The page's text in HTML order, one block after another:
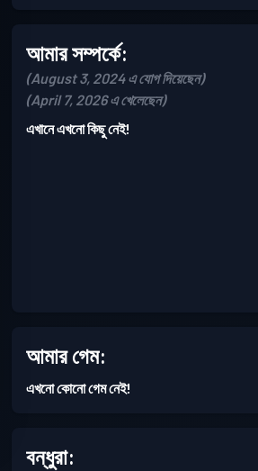
আমার সম্পর্কে:
(August 3, 2024 এ যোগ দিয়েছেন)
(April 7, 2026 এ খেলেছেন)
এখানে এখনো কিছু নেই!
আমার গেম:
এখনো কোনো গেম নেই!
বন্ধুরা: